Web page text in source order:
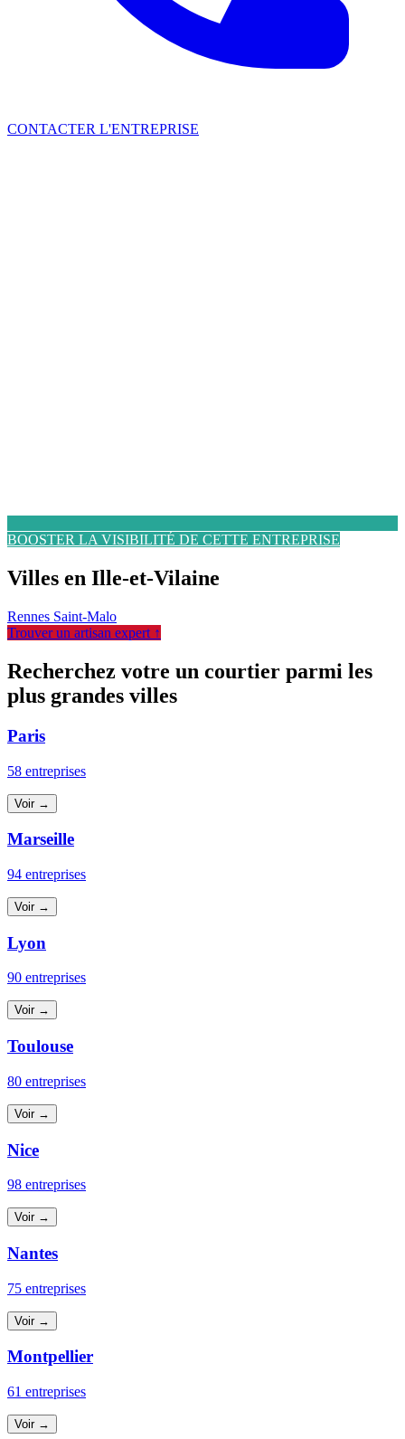
CONTACTER L'ENTREPRISE
BOOSTER LA VISIBILITÉ DE CETTE ENTREPRISE
Villes en Ille-et-Vilaine
Rennes Saint-Malo
Trouver un artisan expert ↑
Recherchez votre un courtier parmi les
plus grandes villes
Paris
58 entreprises
Voir →
Marseille
94 entreprises
Voir →
Lyon
90 entreprises
Voir →
Toulouse
80 entreprises
Voir →
Nice
98 entreprises
Voir →
Nantes
75 entreprises
Voir →
Montpellier
61 entreprises
Voir →